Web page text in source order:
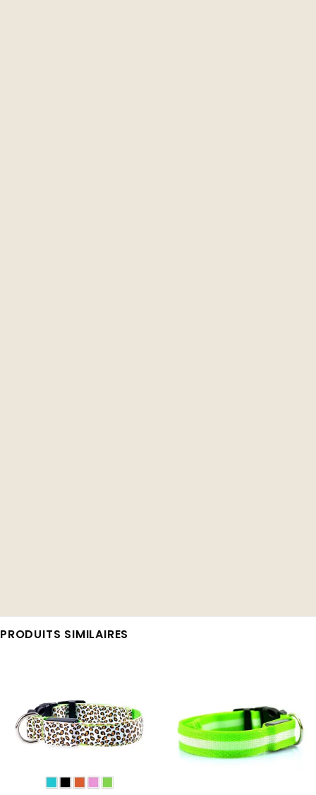
PRODUITS SIMILAIRES